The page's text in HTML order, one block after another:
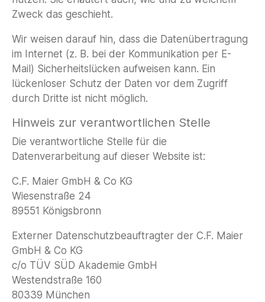
Zweck das geschieht.
Wir weisen darauf hin, dass die Datenübertragung
im Internet (z. B. bei der Kommunikation per E-
Mail) Sicherheitslücken aufweisen kann. Ein
lückenloser Schutz der Daten vor dem Zugriff
durch Dritte ist nicht möglich.
Hinweis zur verantwortlichen Stelle
Die verantwortliche Stelle für die
Datenverarbeitung auf dieser Website ist:
C.F. Maier GmbH & Co KG
Wiesenstraße 24
89551 Königsbronn
Externer Datenschutzbeauftragter der C.F. Maier
GmbH & Co KG
c/o TÜV SÜD Akademie GmbH
Westendstraße 160
80339 München